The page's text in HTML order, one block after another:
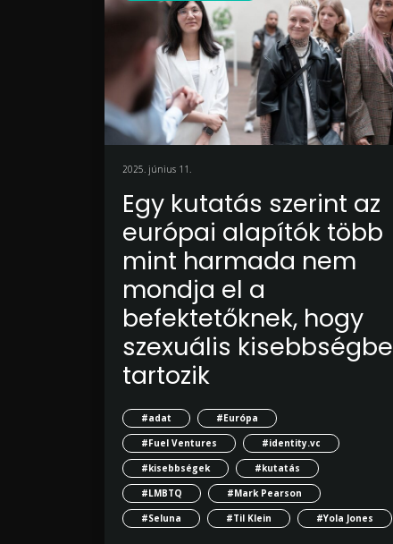
2025. június 11.
Egy kutatás szerint az
európai alapítók több
mint harmada nem
mondja el a
befektetőknek, hogy
szexuális kisebbségbe
tartozik
#adat
#Európa
#Fuel Ventures
#identity.vc
#kisebbségek
#kutatás
#LMBTQ
#Mark Pearson
#Seluna
#Til Klein #Yola Jones